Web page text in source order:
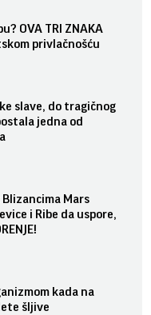
OVA TRI ZNAKA
privlačnošću
slave, do tragičnog
jedna od
Blizancima Mars
i Ribe da uspore,
kada na
šljive